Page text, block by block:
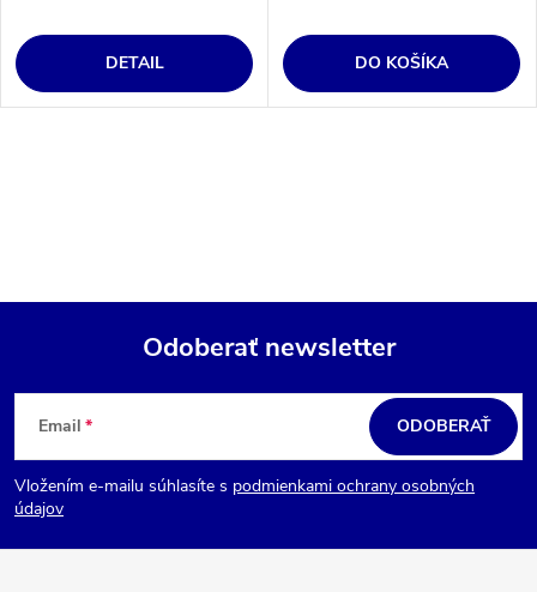
DETAIL DO KOŠÍKA
Z
p
t
Odoberať newsletter
Email
Vložením e-mailu súhlasíte s podmienkami ochrany osobných
údajov
ODOBERAŤ